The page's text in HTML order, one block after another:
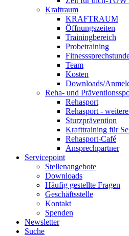
Kraftraum
KRAFTRAUM
Öffnungszeiten
Trainingbereich
Probetraining
Team
Kosten
Downloads/
Reha- und
Rehasport
Rehasport -
Sturzprävention
Krafttraining für
Rehasport-Café
Ansprechpartner
Servicepoint
Stellenangebote
Downloads
Häufig gestellte Fragen
Geschäftsstelle
Kontakt
Spenden
Newsletter
Suche